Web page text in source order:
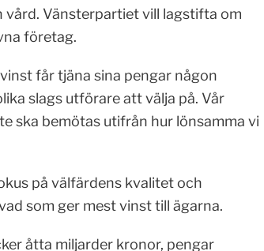
Vänster­partiet vill lagstifta om
före­tag.
får tjäna sina pengar någon
slags utförare att välja på. Vår
ska bemötas utifrån hur lönsamma vi
på välfärdens kvalitet och
som ger mest vinst till ägarna.
åtta miljarder kronor, pengar